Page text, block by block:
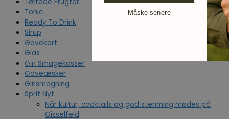
Tørrede Frugter
Tonic
Ready To Drink
Sirup
Gavekort
Glas
Gin Smagekasser
Gaveæsker
Ginsmagning
Sprit Nyt
Når kultur, cocktails og god stemning mødes på
Gisselfeld
Måske senere